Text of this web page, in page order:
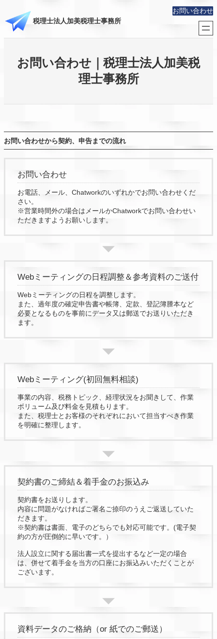
税理士法人加美税理士事務所
お問い合わせ
お問い合わせ｜税理士法人加美税
理士事務所
お問い合わせから契約、申告までの流れ
お問い合わせ
お電話、メール、Chatworkのいずれかでお問い合わせくだ
さい。
※営業時間外の場合はメールかChatworkでお問い合わせい
ただきますようお願いします。
Webミーティングの日程調整＆参考資料のご送付
Webミーティングの日程を調整します。
また、過年度の確定申告書や帳簿、定款、登記簿謄本など
必要となるものを事前にデータ又は郵送でお送りいただき
ます。
Webミーティング(初回無料相談)
事業の内容、税務トピック、経理状況をお聞きして、作業
ボリューム及び料金を見積もります。
また、税理士とお客様のそれぞれにおいて担当すべき作業
を明確に整理します。
契約書のご締結＆着手金のお振込み
契約書をお送りします。
内容に問題がなければご署名ご捺印のうえご返送していた
だきます。
※契約書は書面、電子のどちらでも対応可能です。(電子契
約の方が圧倒的に早いです。）
法人設立に関する届出書一式を提出するなど一定の場合
は、併せて着手金を当方の口座にお振込みいただくことが
ございます。
資料データのご格納（or 紙でのご郵送）